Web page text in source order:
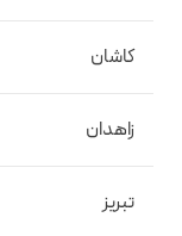
کاشان
زاهدان
تبریز